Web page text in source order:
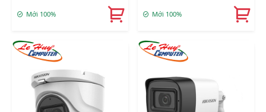
Mới 100% Mới 100%